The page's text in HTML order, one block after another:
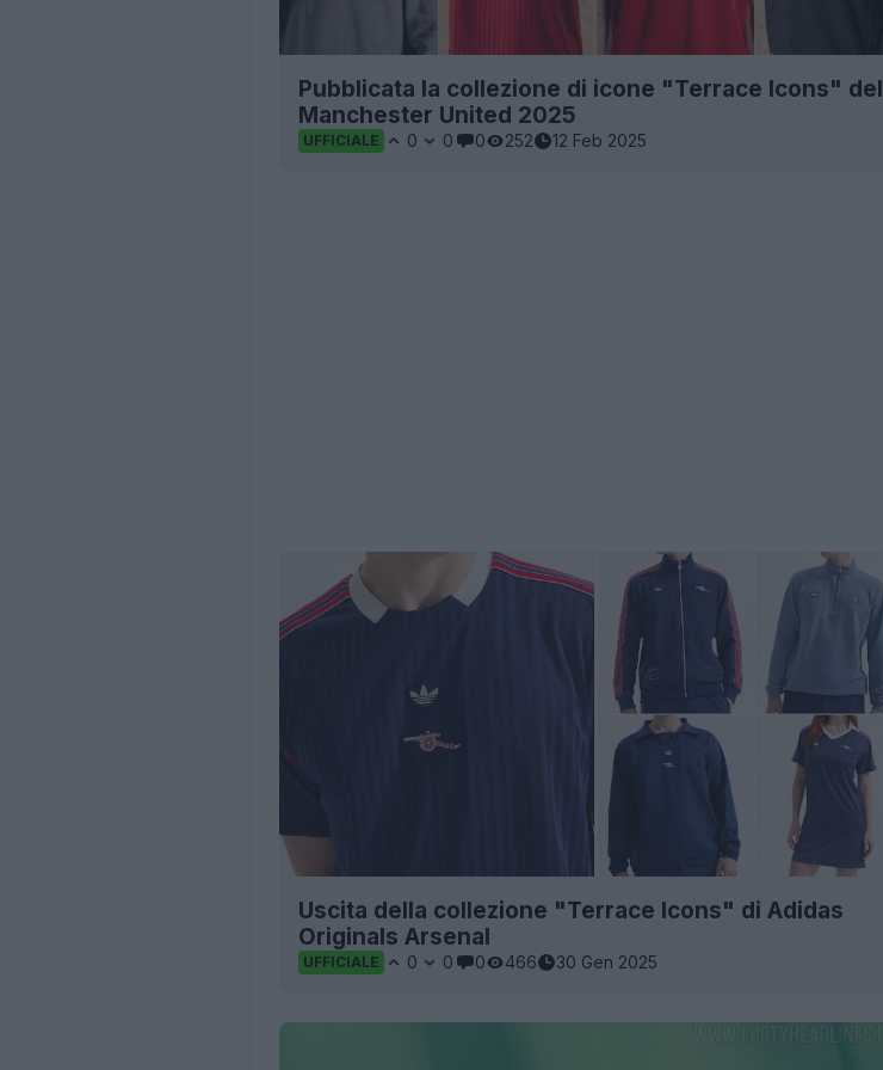
Pubblicata la collezione di icone "Terrace Icons" del
Manchester United 2025
UFFICIALE 0 0 0 252 12 Feb 2025
Uscita della collezione "Terrace Icons" di Adidas
Originals Arsenal
UFFICIALE 0 0 0 466 30 Gen 2025